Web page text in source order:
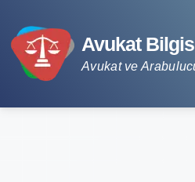
Avukat
Avukat ve